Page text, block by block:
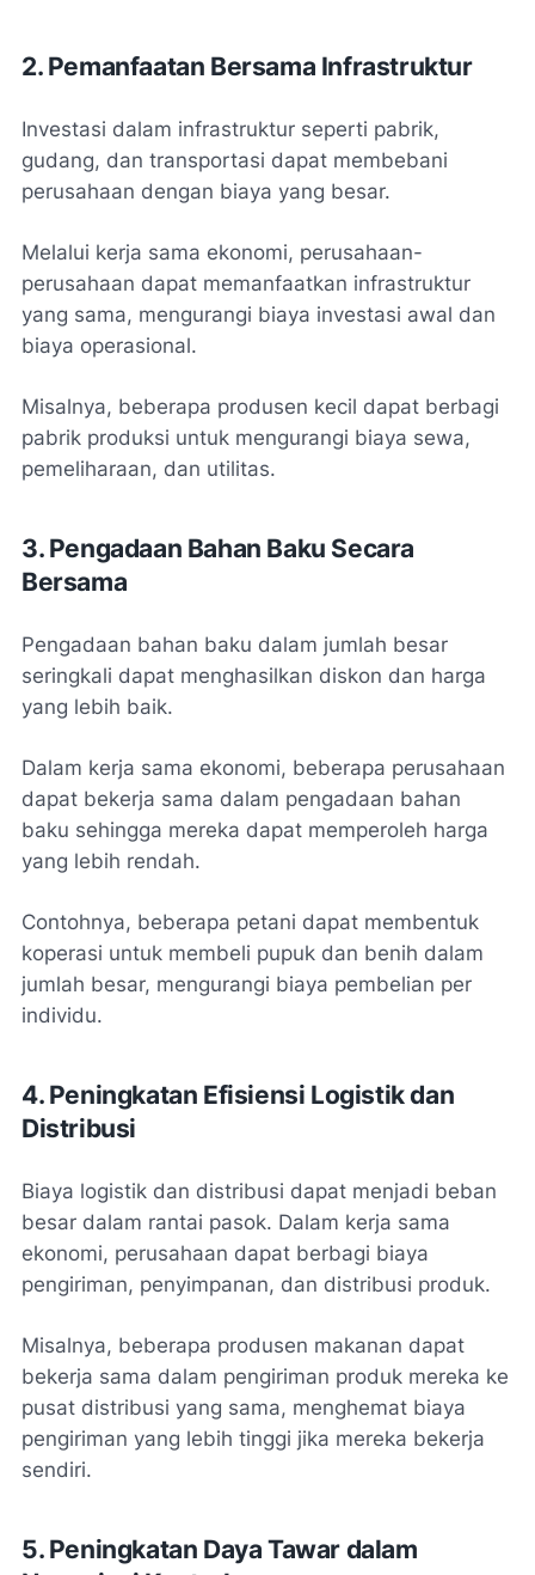
2. Pemanfaatan Bersama Infrastruktur
Investasi dalam infrastruktur seperti pabrik,
gudang, dan transportasi dapat membebani
perusahaan dengan biaya yang besar.
Melalui kerja sama ekonomi, perusahaan-
perusahaan dapat memanfaatkan infrastruktur
yang sama, mengurangi biaya investasi awal dan
biaya operasional.
Misalnya, beberapa produsen kecil dapat berbagi
pabrik produksi untuk mengurangi biaya sewa,
pemeliharaan, dan utilitas.
3. Pengadaan Bahan Baku Secara
Bersama
Pengadaan bahan baku dalam jumlah besar
seringkali dapat menghasilkan diskon dan harga
yang lebih baik.
Dalam kerja sama ekonomi, beberapa perusahaan
dapat bekerja sama dalam pengadaan bahan
baku sehingga mereka dapat memperoleh harga
yang lebih rendah.
Contohnya, beberapa petani dapat membentuk
koperasi untuk membeli pupuk dan benih dalam
jumlah besar, mengurangi biaya pembelian per
individu.
4. Peningkatan Efisiensi Logistik dan
Distribusi
Biaya logistik dan distribusi dapat menjadi beban
besar dalam rantai pasok. Dalam kerja sama
ekonomi, perusahaan dapat berbagi biaya
pengiriman, penyimpanan, dan distribusi produk.
Misalnya, beberapa produsen makanan dapat
bekerja sama dalam pengiriman produk mereka ke
pusat distribusi yang sama, menghemat biaya
pengiriman yang lebih tinggi jika mereka bekerja
sendiri.
5. Peningkatan Daya Tawar dalam